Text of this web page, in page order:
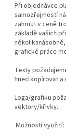
Při objednávce
samozřejmostí
zahrnut v ceně
základě vašich
grafické práce
Texty
hned kopírovat a
Loga/grafiku
vektory/křivky.
Možnosti využití: